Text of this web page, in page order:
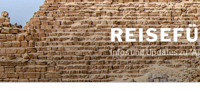
Inhalt
springen
Infos und Updates zu